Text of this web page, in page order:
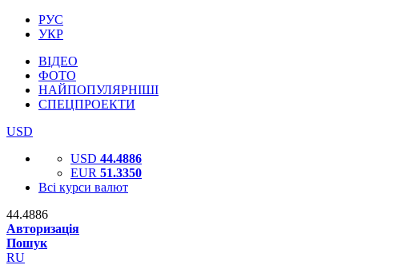
РУС
УКР
ВІДЕО
ФОТО
НАЙПОПУЛЯРНІШІ
СПЕЦПРОЕКТИ
USD
USD 44.4886
EUR 51.3350
Всі курси валют
44.4886
Авторизація
Пошук
RU